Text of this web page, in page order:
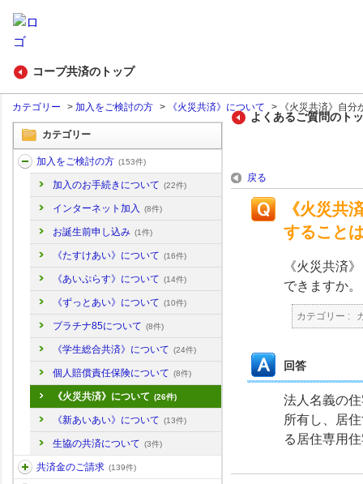
コープ共済のトップ
カテゴリー > 加入をご検討の方 > 《火災共済》について > 《火災共済》自
カテゴリー
加入をご検討の方 (153件)
加入のお手続きについて (22件)
インターネット加入 (8件)
お誕生前申し込み (1件)
《たすけあい》について (16件)
《あいぷらす》について (14件)
《ずっとあい》について (10件)
プラチナ85について (8件)
《学生総合共済》について (24件)
個人賠償責任保険について (8件)
《火災共済》について (26件)
《新あいあい》について (13件)
生協の共済について (3件)
共済金のご請求 (139件)
よくあるご質問のト
戻る
《火災共
すること
《火災共済
できますか。
カテゴリー :
回答
法人名義の
所有し、居
る居住専用